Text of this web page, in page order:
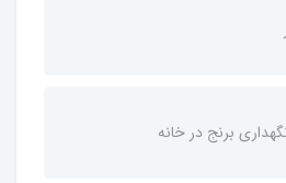
برنج در خانه